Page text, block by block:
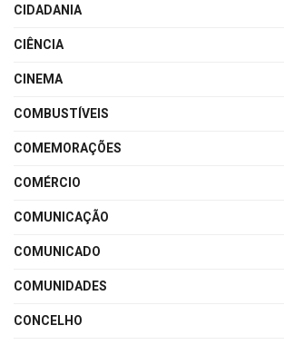
CIDADANIA
CIÊNCIA
CINEMA
COMBUSTÍVEIS
COMEMORAÇÕES
COMÉRCIO
COMUNICAÇÃO
COMUNICADO
COMUNIDADES
CONCELHO